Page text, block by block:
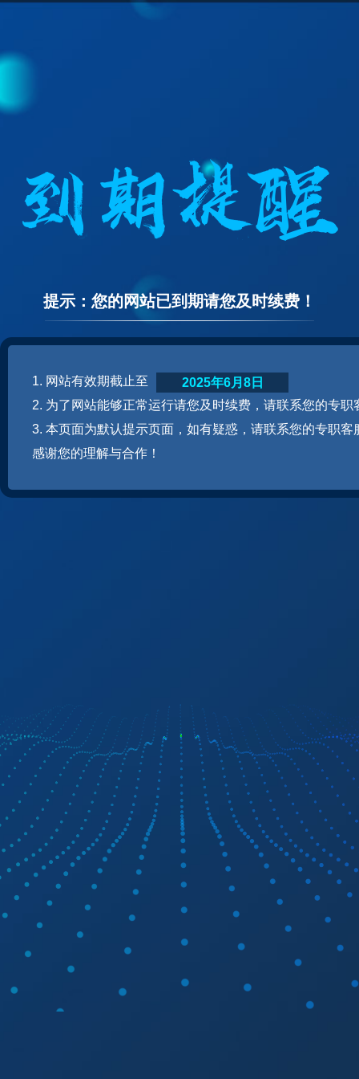
提示：您的网站已到期请您及时续费！
1. 网站有效期截止至
2. 为了网站能够正常运行请您及时续费，请联系您的专职
3. 本页面为默认提示页面，如有疑惑，请联系您的专职客
感谢您的理解与合作！
2025年6月8日